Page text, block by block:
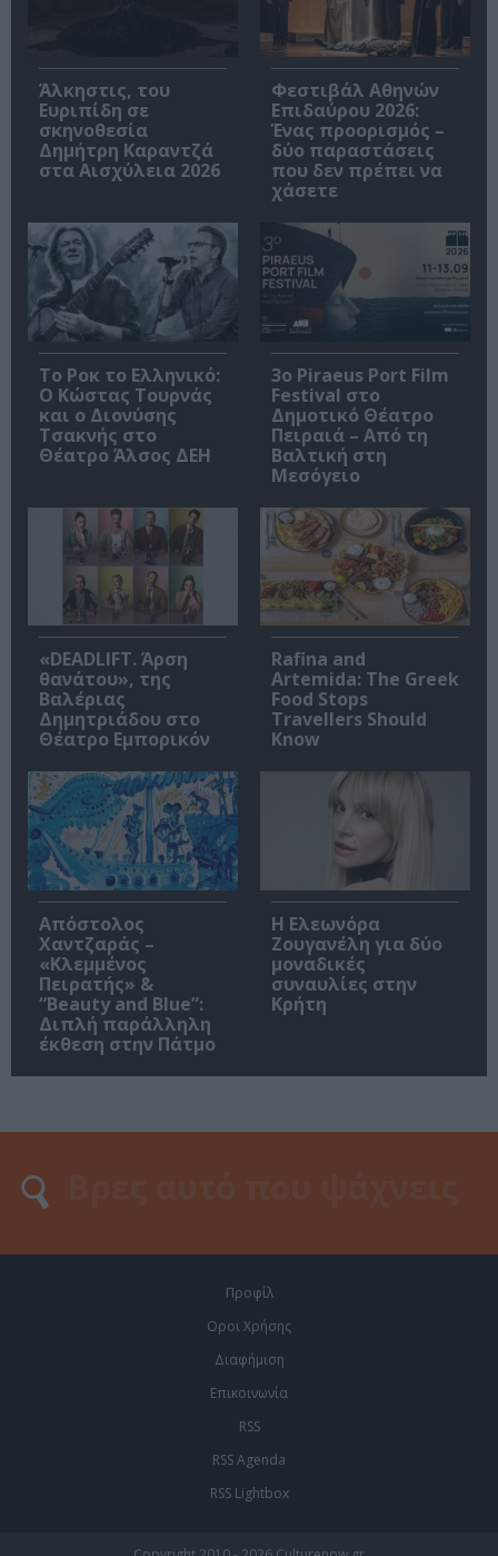
Άλκηστις, του
Ευριπίδη σε
σκηνοθεσία
Δημήτρη Καραντζά
στα Αισχύλεια 2026
Φεστιβάλ Αθηνών
Επιδαύρου 2026:
Ένας προορισμός –
δύο παραστάσεις
που δεν πρέπει να
χάσετε
Το Ροκ το Ελληνικό:
Ο Κώστας Τουρνάς
και ο Διονύσης
Τσακνής στο
Θέατρο Άλσος ΔΕΗ
3o Piraeus Port Film
Festival στο
Δημοτικό Θέατρο
Πειραιά – Από τη
Βαλτική στη
Μεσόγειο
«DEADLIFT. Άρση
θανάτου», της
Βαλέριας
Δημητριάδου στο
Θέατρο Εμπορικόν
Rafina and
Artemida: The Greek
Food Stops
Travellers Should
Know
Απόστολος
Χαντζαράς –
«Κλεμμένος
Πειρατής» &
“Beauty and Blue”:
Διπλή παράλληλη
έκθεση στην Πάτμο
Η Ελεωνόρα
Ζουγανέλη για δύο
μοναδικές
συναυλίες στην
Κρήτη
Προφίλ
Οροι Χρήσης
Διαφήμιση
Επικοινωνία
RSS
RSS Agenda
RSS Lightbox